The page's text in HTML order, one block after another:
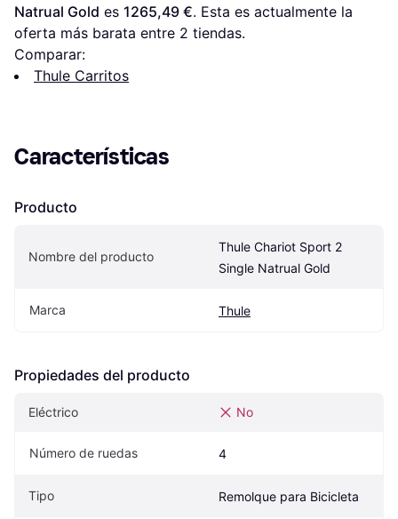
Natrual Gold es 1265,49 €. Esta es actualmente la
oferta más barata entre 2 tiendas.
Comparar:
Thule Carritos
Características
Producto
Nombre del producto
Thule Chariot Sport 2
Single Natrual Gold
Marca Thule
Propiedades del producto
Eléctrico No
Número de ruedas 4
Tipo Remolque para Bicicleta